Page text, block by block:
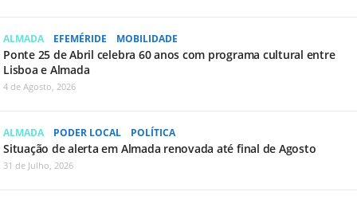
ALMADA EFEMÉRIDE MOBILIDADE
Ponte 25 de Abril celebra 60 anos com programa cultural entre
Lisboa e Almada
4 de Agosto, 2026
ALMADA PODER LOCAL POLÍTICA
Situação de alerta em Almada renovada até final de Agosto
31 de Julho, 2026